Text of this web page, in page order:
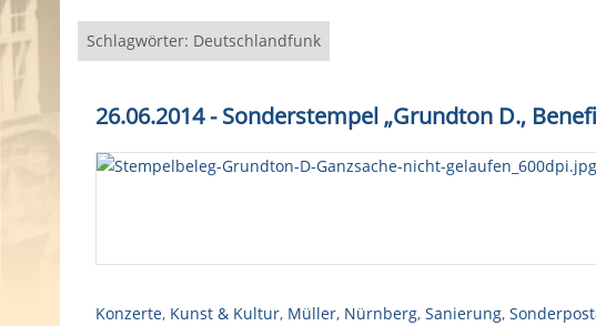
u
p
e
Schlagwörter: Deutschlandfunk
26.06.2014 - Sonderstempel „Grundton D.,
Konzerte, Kunst & Kultur, Müller, Nürnberg, Sanierung,